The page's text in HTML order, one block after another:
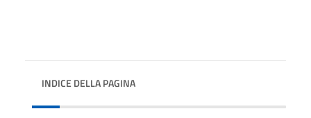
INDICE DELLA PAGINA